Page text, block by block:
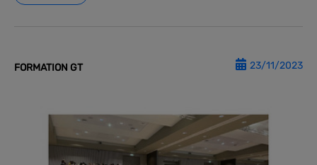
FORMATION GT 23/11/2023